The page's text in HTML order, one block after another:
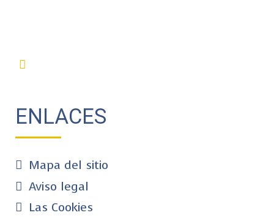
ENLACES
Mapa del sitio
Aviso legal
Las Cookies